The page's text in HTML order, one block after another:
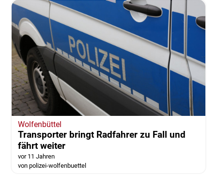
Wolfenbüttel
Transporter bringt Radfahrer zu Fall und
fährt weiter
vor 11 Jahren
von polizei-wolfenbuettel